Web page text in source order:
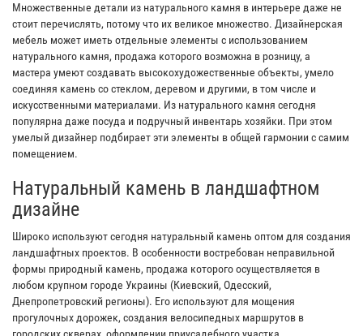
Множественные детали из натурального камня в интерьере даже не
стоит перечислять, потому что их великое множество. Дизайнерская
мебель может иметь отдельные элементы с использованием
натурального камня, продажа которого возможна в розницу, а
мастера умеют создавать высокохудожественные объекты, умело
соединяя камень со стеклом, деревом и другими, в том числе и
искусственными материалами. Из натурального камня сегодня
популярна даже посуда и подручный инвентарь хозяйки. При этом
умелый дизайнер подбирает эти элементы в общей гармонии с самим
помещением.
Натуральный камень в ландшафтном
дизайне
Широко используют сегодня натуральный камень оптом для создания
ландшафтных проектов. В особенности востребован неправильной
формы природный камень, продажа которого осуществляется в
любом крупном городе Украины (Киевский, Одесский,
Днепропетровский регионы). Его используют для мощения
прогулочных дорожек, создания велосипедных маршрутов в